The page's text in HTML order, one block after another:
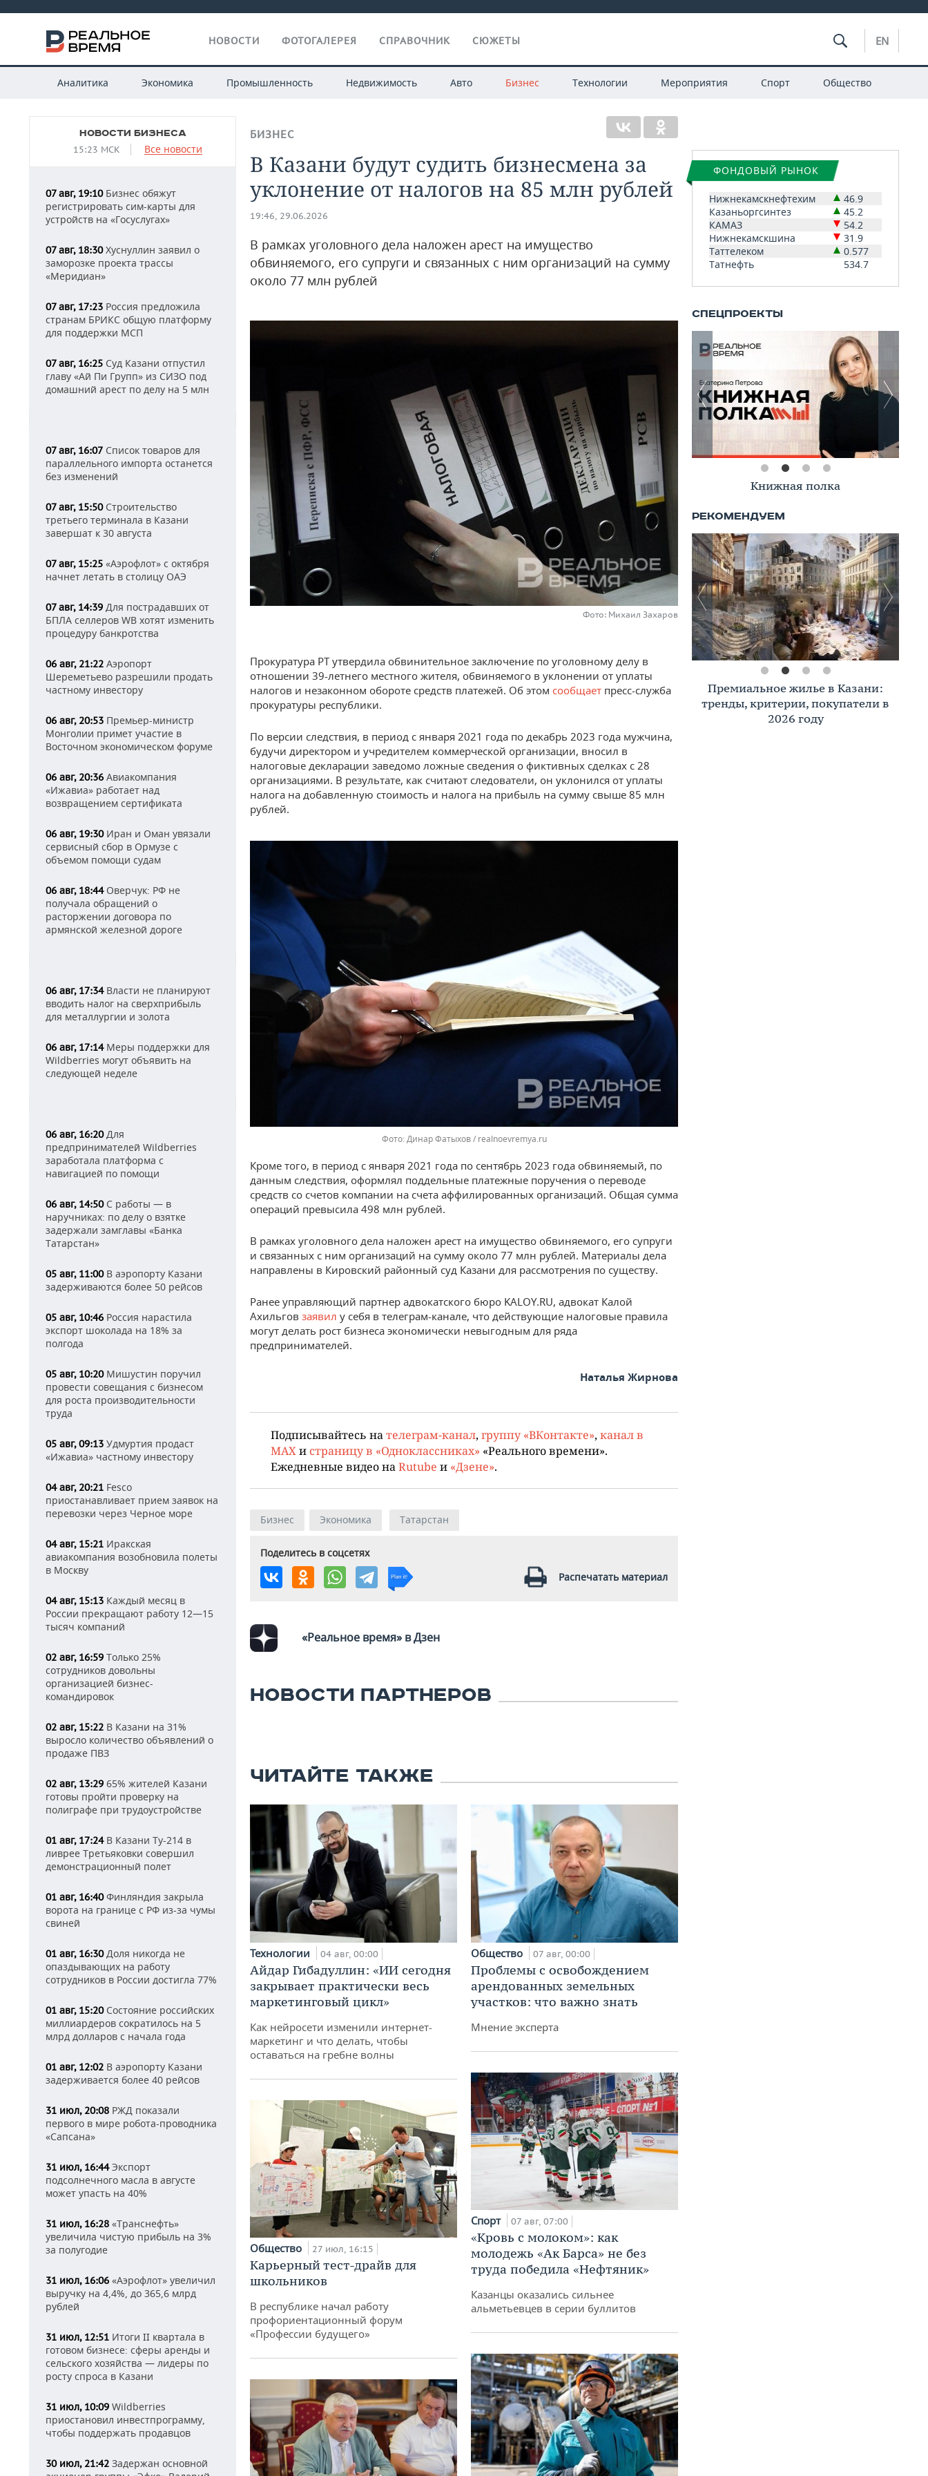
НОВОСТИ ФОТОГАЛЕРЕЯ СПРАВОЧНИК СЮЖЕТЫ EN
Аналитика Экономика Промышленность Недвижимость Авто Бизнес Технологии Мероприятия Спорт Общество
НОВОСТИ БИЗНЕСА
15:23 МСК Все новости
07 авг, 19:10Бизнес обяжут
регистрировать сим-карты для
устройств на «Госуслугах»
07 авг, 18:30Хуснуллин заявил о
заморозке проекта трассы
«Меридиан»
07 авг, 17:23 Россия предложила
странам БРИКС общую платформу
для поддержки МСП
07 авг, 16:25 Суд Казани отпустил
главу «Ай Пи Групп» из СИЗО под
домашний арест по делу на 5 млн
07 авг, 16:07 Список товаров для
параллельного импорта останется
без изменений
07 авг, 15:50Строительство
третьего терминала в Казани
завершат к 30 августа
07 авг, 15:25 «Аэрофлот» с октября
начнет летать в столицу ОАЭ
07 авг, 14:39 Для пострадавших от
БПЛА селлеров WB хотят изменить
процедуру банкротства
06 авг, 21:22 Аэропорт
Шереметьево разрешили продать
частному инвестору
06 авг, 20:53 Премьер-министр
Монголии примет участие в
Восточном экономическом форуме
06 авг, 20:36 Авиакомпания
«Ижавиа» работает над
возвращением сертификата
06 авг, 19:30Иран и Оман увязали
сервисный сбор в Ормузе с
объемом помощи судам
06 авг, 18:44Оверчук: РФ не
получала обращений о
расторжении договора по
армянской железной дороге
06 авг, 17:34Власти не планируют
вводить налог на сверхприбыль
для металлургии и золота
06 авг, 17:14Меры поддержки для
Wildberries могут объявить на
следующей неделе
06 авг, 16:20Для
предпринимателей Wildberries
заработала платформа с
навигацией по помощи
06 авг, 14:50С работы — в
наручниках: по делу о взятке
задержали замглавы «Банка
Татарстан»
05 авг, 11:00В аэропорту Казани
задерживаются более 50 рейсов
05 авг, 10:46 Россия нарастила
экспорт шоколада на 18% за
полгода
05 авг, 10:20Мишустин поручил
провести совещания с бизнесом
для роста производительности
труда
05 авг, 09:13 Удмуртия продаст
«Ижавиа» частному инвестору
04 авг, 20:21 Fesco
приостанавливает прием заявок на
перевозки через Черное море
04 авг, 15:21 Иракская
авиакомпания возобновила полеты
в Москву
04 авг, 15:13 Каждый месяц в
России прекращают работу 12—15
тысяч компаний
02 авг, 16:59 Только 25%
сотрудников довольны
организацией бизнес-
командировок
02 авг, 15:22 В Казани на 31%
выросло количество объявлений о
продаже ПВЗ
02 авг, 13:29 65% жителей Казани
готовы пройти проверку на
полиграфе при трудоустройстве
01 авг, 17:24В Казани Ту-214 в
ливрее Третьяковки совершил
демонстрационный полет
01 авг, 16:40Финляндия закрыла
ворота на границе с РФ из-за чумы
свиней
01 авг, 16:30Доля никогда не
опаздывающих на работу
сотрудников в России достигла 77%
01 авг, 15:20Состояние российских
миллиардеров сократилось на 5
млрд долларов с начала года
01 авг, 12:02 В аэропорту Казани
задерживается более 40 рейсов
31 июл, 20:08 РЖД показали
первого в мире робота-проводника
«Сапсана»
31 июл, 16:44Экспорт
подсолнечного масла в августе
может упасть на 40%
31 июл, 16:28 «Транснефть»
увеличила чистую прибыль на 3%
за полугодие
31 июл, 16:06 «Аэрофлот» увеличил
выручку на 4,4%, до 365,6 млрд
рублей
31 июл, 12:51 Итоги II квартала в
готовом бизнесе: сферы аренды и
сельского хозяйства — лидеры по
росту спроса в Казани
31 июл, 10:09 Wildberries
приостановил инвестпрограмму,
чтобы поддержать продавцов
30 июл, 21:42 Задержан основной
БИЗНЕС
В Казани будут судить бизнесмена за
уклонение от налогов на 85 млн рублей
19:46, 29.06.2026
В рамках уголовного дела наложен арест на имущество
обвиняемого, его супруги и связанных с ним организаций на сумму
около 77 млн рублей
Фото: Михаил Захаров
Прокуратура РТ утвердила обвинительное заключение по уголовному делу в
отношении 39-летнего местного жителя, обвиняемого в уклонении от уплаты
налогов и незаконном обороте средств платежей. Об этом сообщает пресс-служба
прокуратуры республики.
По версии следствия, в период с января 2021 года по декабрь 2023 года мужчина,
будучи директором и учредителем коммерческой организации, вносил в
налоговые декларации заведомо ложные сведения о фиктивных сделках с 28
организациями. В результате, как считают следователи, он уклонился от уплаты
налога на добавленную стоимость и налога на прибыль на сумму свыше 85 млн
рублей.
Динар Фатыхов / realnoevremya.ru
Кроме того, в период с января 2021 года по сентябрь 2023 года обвиняемый, по
данным следствия, оформлял поддельные платежные поручения о переводе
средств со счетов компании на счета аффилированных организаций. Общая сумма
операций превысила 498 млн рублей.
В рамках уголовного дела наложен арест на имущество обвиняемого, его супруги
и связанных с ним организаций на сумму около 77 млн рублей. Материалы дела
направлены в Кировский районный суд Казани для рассмотрения по существу.
Ранее управляющий партнер адвокатского бюро KALOY.RU, адвокат Калой
Ахильгов заявил у себя в телеграм-канале, что действующие налоговые правила
могут делать рост бизнеса экономически невыгодным для ряда
предпринимателей.
Наталья Жирнова
Подписывайтесь на телеграм-канал, группу «ВКонтакте», канал в
MAX и страницу в «Одноклассниках» «Реального времени».
Ежедневные видео на Rutube и «Дзене».
Бизнес Экономика Татарстан
Поделитесь в соцсетях
Распечатать материал
«Реальное время» в Дзен
НОВОСТИ ПАРТНЕРОВ
ЧИТАЙТЕ ТАКЖЕ
Технологии 04 авг, 00:00
Айдар Гибадуллин: «ИИ сегодня
закрывает практически весь
маркетинговый цикл»
Как нейросети изменили интернет-
маркетинг и что делать, чтобы
оставаться на гребне волны
Общество 27 июл, 16:15
Карьерный тест-драйв для
школьников
В республике начал работу
профориентационный форум
«Профессии будущего»
Общество 07 авг, 00:00
Проблемы с освобождением
арендованных земельных
участков: что важно знать
Мнение эксперта
Спорт 07 авг, 07:00
«Кровь с молоком»: как
молодежь «Ак Барса» не без
труда победила «Нефтяник»
Казанцы оказались сильнее
альметьевцев в серии буллитов
ФОНДОВЫЙ РЫНОК
Нижнекамскнефтехим
46.9
Казаньоргсинтез
45.2
КАМАЗ
54.2
Нижнекамскшина
31.9
Таттелеком
0.577
Татнефть
534.7
Книжная полка
Премиальное жилье в Казани:
тренды, критерии, покупатели в
2026 году